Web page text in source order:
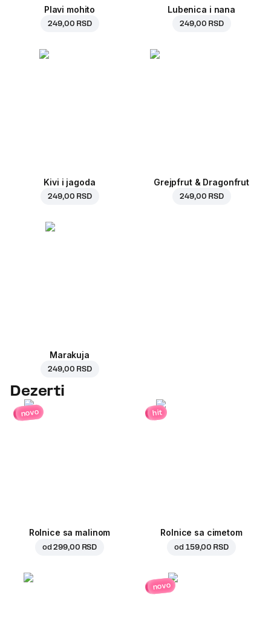
Plavi mohito
249,00 RSD
Lubenica i nana
249,00 RSD
Kivi i jagoda
249,00 RSD
Grejpfrut & Dragonfrut
249,00 RSD
Marakuja
249,00 RSD
Dezerti
novo
Rolnice sa malinom
od299,00 RSD
hit
Rolnice sa cimetom
od 159,00 RSD
novo